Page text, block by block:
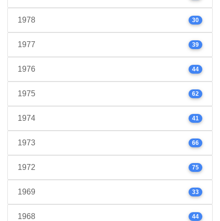
1978 30
1977 39
1976 44
1975 62
1974 41
1973 66
1972 75
1969 33
1968 44